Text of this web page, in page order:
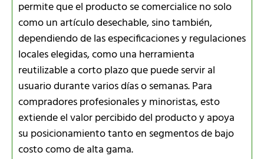
permite que el producto se comercialice no solo
como un artículo desechable, sino también,
dependiendo de las especificaciones y regulaciones
locales elegidas, como una herramienta
reutilizable a corto plazo que puede servir al
usuario durante varios días o semanas. Para
compradores profesionales y minoristas, esto
extiende el valor percibido del producto y apoya
su posicionamiento tanto en segmentos de bajo
costo como de alta gama.